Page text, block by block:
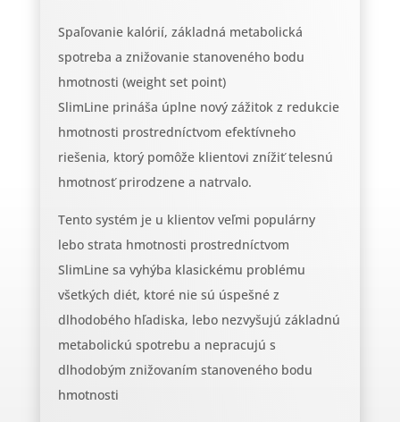
Spaľovanie kalórií, základná metabolická
spotreba a znižovanie stanoveného bodu
hmotnosti (weight set point)
SlimLine prináša úplne nový zážitok z redukcie
hmotnosti prostredníctvom efektívneho
riešenia, ktorý pomôže klientovi znížiť telesnú
hmotnosť prirodzene a natrvalo.
Tento systém je u klientov veľmi populárny
lebo strata hmotnosti prostredníctvom
SlimLine sa vyhýba klasickému problému
všetkých diét, ktoré nie sú úspešné z
dlhodobého hľadiska, lebo nezvyšujú základnú
metabolickú spotrebu a nepracujú s
dlhodobým znižovaním stanoveného bodu
hmotnosti